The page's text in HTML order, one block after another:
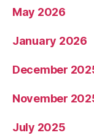
May 2026
January 2026
December
November
July 2025